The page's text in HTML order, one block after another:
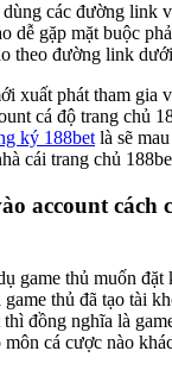
các đường link
dễ gặp mặt buộc
theo đường link
xuất phát tham gia
cá độ trang chủ
ký 188betlà sẽ
cái trang chủ
account cách
game thủ muốn đặt
game thủ đã tạo tài
đồng nghĩa là
cá cược nào